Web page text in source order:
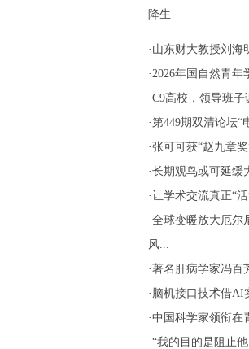
降生
· 山东财大教授刘海
·2026年国自然青年
·C9高校，领导班子
·第449期双清论坛“
·张可可获“赵九章
·长期观鸟或可延缓
·让学术交流真正“
·全球变暖放大厄尔
风...
·著名肝病学家冯百
· 脑机接口技术借AI
·中国科学家领衔在
·“我的目的是阻止